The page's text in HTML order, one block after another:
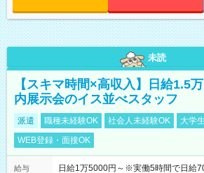
未読
【スキマ時間×高収入】日給1.5
内展示会のイス並べスタッフ
派遣 職種未経験OK 社会人未経験OK 大学
WEB登録・面接OK
給与 日給1万5000円～※実働5時間で日給